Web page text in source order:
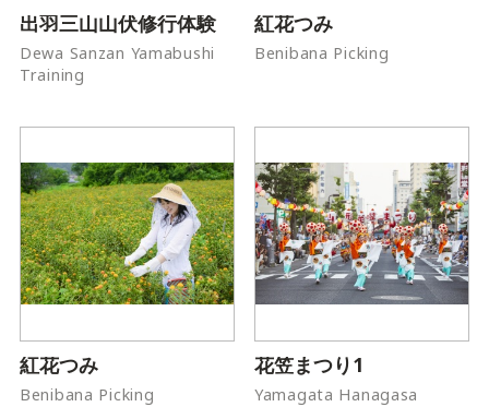
出羽三山山伏修行体験
Dewa Sanzan Yamabushi
Training
紅花つみ
Benibana Picking
紅花つみ
Benibana Picking
花笠まつり1
Yamagata Hanagasa